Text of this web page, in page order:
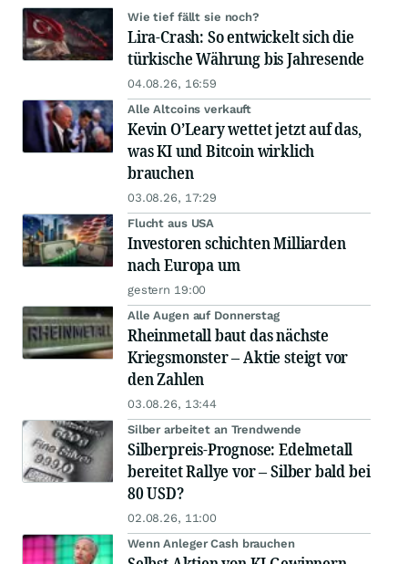
Wie tief fällt sie noch?
Lira-Crash: So entwickelt sich die
türkische Währung bis Jahresende
04.08.26, 16:59
Alle Altcoins verkauft
Kevin O’Leary wettet jetzt auf das,
was KI und Bitcoin wirklich
brauchen
03.08.26, 17:29
Flucht aus USA
Investoren schichten Milliarden
nach Europa um
gestern 19:00
Alle Augen auf Donnerstag
Rheinmetall baut das nächste
Kriegsmonster – Aktie steigt vor
den Zahlen
03.08.26, 13:44
Silber arbeitet an Trendwende
Silberpreis-Prognose: Edelmetall
bereitet Rallye vor – Silber bald bei
80 USD?
02.08.26, 11:00
Wenn Anleger Cash brauchen